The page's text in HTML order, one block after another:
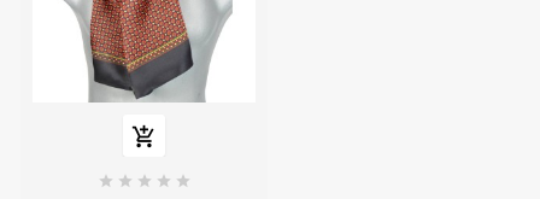

    